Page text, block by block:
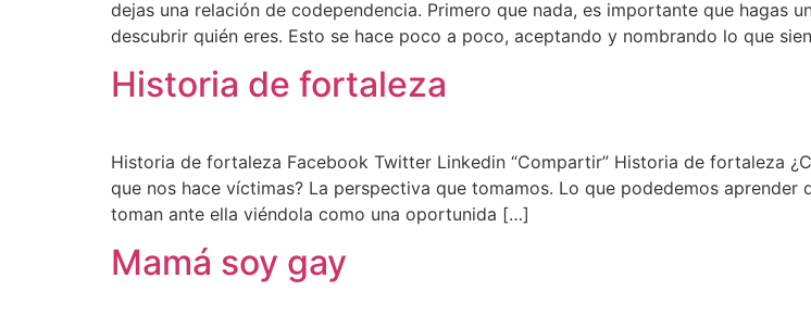
dejas una relación de codependencia. Primero que nada, es importante que hagas
descubrir quién eres. Esto se hace poco a poco, aceptando y nombrando lo que
Historia de fortaleza
Historia de fortaleza Facebook Twitter Linkedin “Compartir” Historia de fortaleza
que nos hace víctimas? La perspectiva que tomamos. Lo que podedemos
toman ante ella viéndola como una oportunida […]
Mamá soy gay